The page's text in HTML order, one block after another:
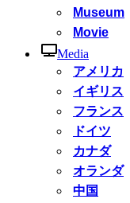
Museum
Movie
Media
アメリカ
イギリス
フランス
ドイツ
カナダ
オランダ
中国